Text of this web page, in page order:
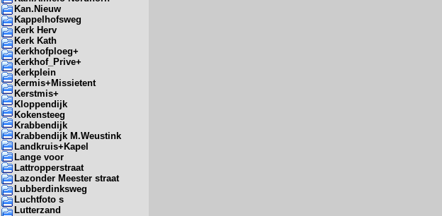
Kan.Nieuw
Kappelhofsweg
Kerk Herv
Kerk Kath
Kerkhofploeg+
Kerkhof_Prive+
Kerkplein
Kermis+Missietent
Kerstmis+
Kloppendijk
Kokensteeg
Krabbendijk
Krabbendijk M.Weustink
Landkruis+Kapel
Lange voor
Lattropperstraat
Lazonder Meester straat
Lubberdinksweg
Luchtfoto s
Lutterzand